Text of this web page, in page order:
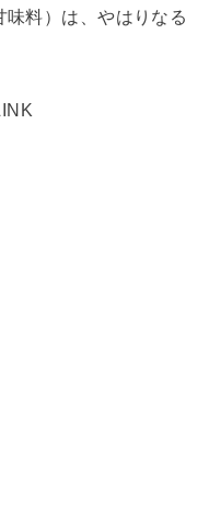
料）は、やはりなる